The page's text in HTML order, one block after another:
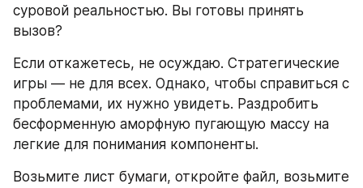
суровой реальностью. Вы готовы принять
вызов?
Если откажетесь, не осуждаю. Стратегические
игры — не для всех. Однако, чтобы справиться с
проблемами, их нужно увидеть. Раздробить
бесформенную аморфную пугающую массу на
легкие для понимания компоненты.
Возьмите лист бумаги, откройте файл, возьмите